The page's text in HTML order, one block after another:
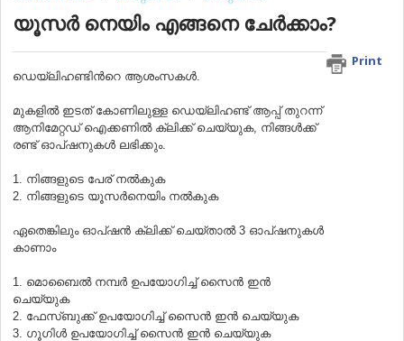
യൂസര്‍ നെയിം എങ്ങനെ ചേര്‍ക്കാം?
Print
ഡെയ്‌ലിഹണ്ടിന്‍റെ ആശംസകൾ.
മുകളിൽ ഇടത് കോണിലുള്ള ഡെയ്‌ലിഹണ്ട് ആപ്പ് തുറന്ന്
ആനിമേറ്റഡ് ഐക്കണിൽ ക്ലിക്ക് ചെയ്യുക, നിങ്ങൾക്ക്
രണ്ട് ഓപ്ഷനുകൾ ലഭിക്കും.
1. നിങ്ങളുടെ പേര് നല്‍കുക
2. നിങ്ങളുടെ യൂസര്‍നെയിം നല്‍കുക
ഏതെങ്കിലും ഓപ്ഷൻ ക്ലിക്ക് ചെയ്താൽ 3 ഓപ്ഷനുകൾ
കാണാം
1. മൊബൈൽ നമ്പർ ഉപയോഗിച്ച് സൈൻ ഇൻ
ചെയ്യുക
2. ഫേസ്ബുക്ക് ഉപയോഗിച്ച് സൈൻ ഇൻ ചെയ്യുക
3. ഗൂഗിള്‍ ഉപയോഗിച്ച് സൈൻ ഇൻ ചെയ്യുക